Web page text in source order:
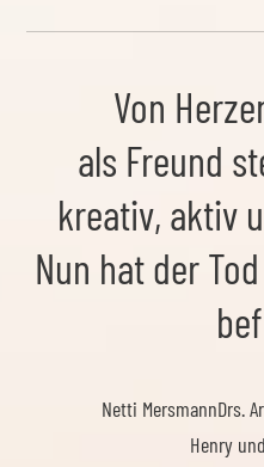
Von
als Freund
kreativ, aktiv
Nun hat der
Netti MersmannDrs.
Henry